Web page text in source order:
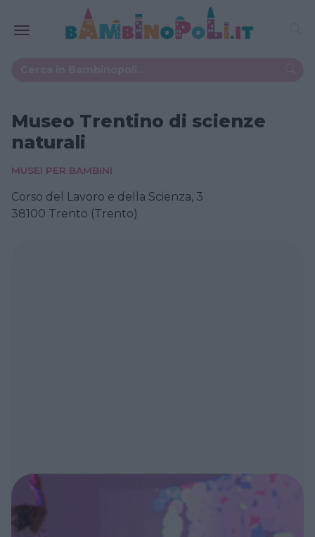
Museo Trentino di scienze
naturali
MUSEI PER BAMBINI
Corso del Lavoro e della Scienza, 3
38100 Trento (Trento)